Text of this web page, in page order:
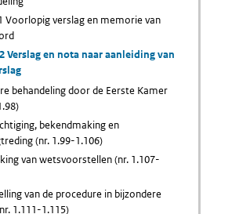
Voorlopig verslag en memorie van
Verslag en nota naar aanleiding van
behandeling door de Eerste Kamer
bekendmaking en
(nr. 1.99-1.106)
van wetsvoorstellen (nr. 1.107-
van de procedure in bijzondere
1.111-1.115)